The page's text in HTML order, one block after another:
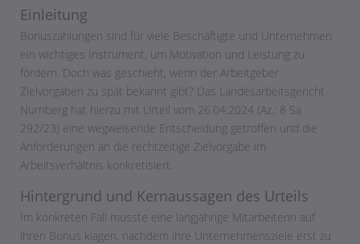
Einleitung
Bonuszahlungen sind für viele Beschäftigte und Unternehmen
ein wichtiges Instrument, um Motivation und Leistung zu
fördern. Doch was geschieht, wenn der Arbeitgeber
Zielvorgaben zu spät bekannt gibt? Das Landesarbeitsgericht
Nürnberg hat hierzu mit Urteil vom 26.04.2024 (Az.: 8 Sa
292/23) eine wegweisende Entscheidung getroffen und die
Anforderungen an die rechtzeitige Zielvorgabe im
Arbeitsverhältnis konkretisiert.
Hintergrund und Kernaussagen des Urteils
Im konkreten Fall musste eine langjährige Mitarbeiterin auf
ihren Bonus klagen, nachdem ihre Unternehmensziele erst zu